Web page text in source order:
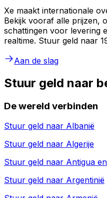
Xe maakt internationale
Bekijk vooraf alle prijzen,
schattingen voor levering
realtime. Stuur geld naar
Aan de slag
Stuur geld naar
De wereld verbinden
Stuur geld naar Albanië
Stuur geld naar Algerije
Stuur geld naar Antigua
Stuur geld naar Argentinië